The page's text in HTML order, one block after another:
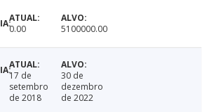
0.00 5100000.00
17 de
setembro
de 2018
30 de
dezembro
de 2022